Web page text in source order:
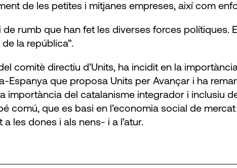
de les petites i mitjanes empreses, així com
rumb que han fet les diverses forces polítiques.
la república”.
comitè directiu d’Units, ha incidit en la
Espanya que proposa Units per Avançar i ha
importància del catalanisme integrador i inclusiu
comú, que es basi en l’economia social de
les dones i als nens- i a l’atur.